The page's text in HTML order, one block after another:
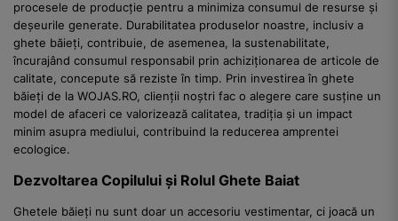
procesele de producție pentru a minimiza consumul de resurse și
deșeurile generate. Durabilitatea produselor noastre, inclusiv a
ghete băieți, contribuie, de asemenea, la sustenabilitate,
încurajând consumul responsabil prin achiziționarea de articole de
calitate, concepute să reziste în timp. Prin investirea în ghete
băieți de la WOJAS.RO, clienții noștri fac o alegere care susține un
model de afaceri ce valorizează calitatea, tradiția și un impact
minim asupra mediului, contribuind la reducerea amprentei
ecologice.
Dezvoltarea Copilului și Rolul Ghete Baiat
Ghetele băieți nu sunt doar un accesoriu vestimentar, ci joacă un